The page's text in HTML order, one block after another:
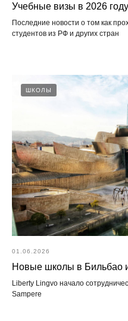
Учебные визы в 2026 году
Последние новости о том как
студентов из РФ и других стран
ШКОЛЫ
01.06.2026
Новые школы в Бильбао
Liberty Lingvo начало
Sampere